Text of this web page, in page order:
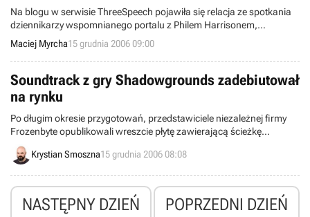
Na blogu w serwisie ThreeSpeech pojawiła się relacja ze spotkania
dziennikarzy wspomnianego portalu z Philem Harrisonem,
prezesem Sony Worldwide Studios. Wśród zamieszczonych tam
informacji znaleźć można m.in. potwierdzenie daty wydania
pierwszego, poważniejszego uaktualnienia firmware konsoli PS3.
Maciej Myrcha15 grudnia 2006 09:00
Soundtrack z gry Shadowgrounds zadebiutował
na rynku
Po długim okresie przygotowań, przedstawiciele niezależnej firmy
Frozenbyte opublikowali wreszcie płytę zawierającą ścieżkę
dźwiękową z gry Shadowgrounds.
Krystian Smoszna15 grudnia 2006 08:08
NASTĘPNY DZIEŃ POPRZEDNI DZIEŃ